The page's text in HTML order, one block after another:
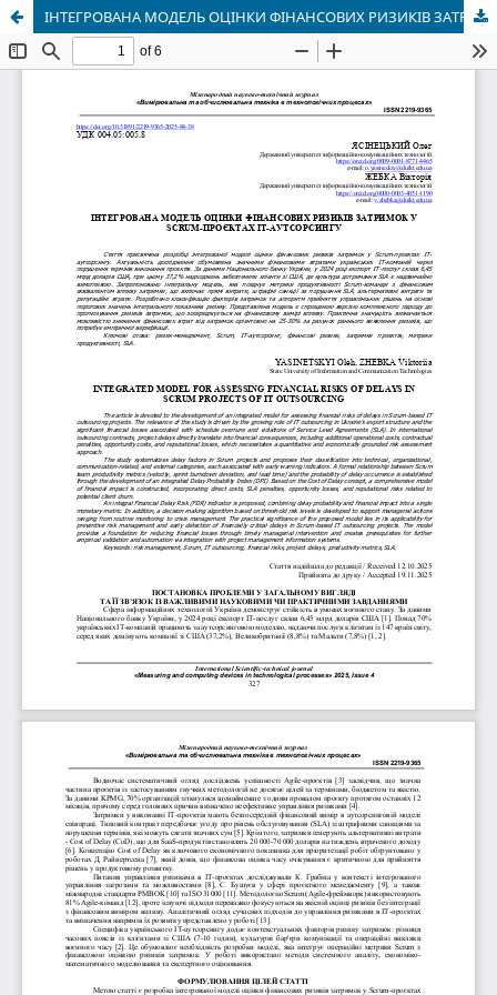
ІНТЕГРОВАНА МОДЕЛЬ ОЦІНКИ ФІНАНСОВИХ РИЗИКІВ ЗАТРИМОК У SCRUM-ПРОЄКТАХ ІТ-АУТСОРСИНГУ